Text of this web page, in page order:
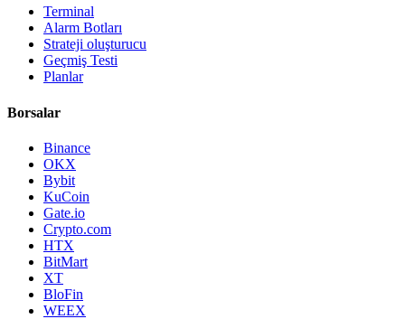
Terminal
Alarm Botları
Strateji oluşturucu
Geçmiş Testi
Planlar
Borsalar
Binance
OKX
Bybit
KuCoin
Gate.io
Crypto.com
HTX
BitMart
XT
BloFin
WEEX